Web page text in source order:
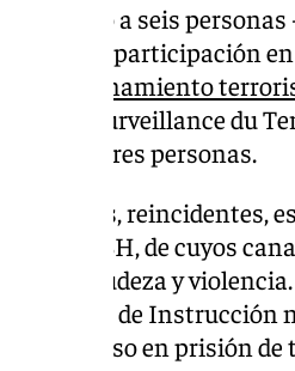
detenido a seis
presunta participación
y adoctrinamiento
de la Surveillance du
a otras tres personas.
casos, reincidentes,
DAESH, de cuyos
gran crudeza y
Central de
el ingreso en prisión de